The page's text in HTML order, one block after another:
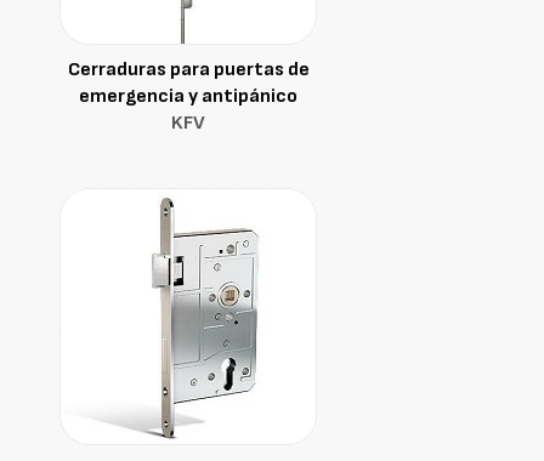
Cerraduras para puertas de
emergencia y antipánico
KFV